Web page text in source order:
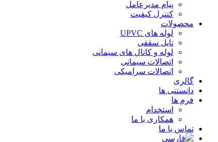
پیام مدیرعامل
کنترل کیفیت
محصولات
لوله های UPVC
تایل سقفی
لوله و کانال های سیمانی
اتصالات سیمانی
اتصالات سرامیکی
گالری
دانستنی ها
فرم ها
استخدام
همکاری با ما
تماس با ما